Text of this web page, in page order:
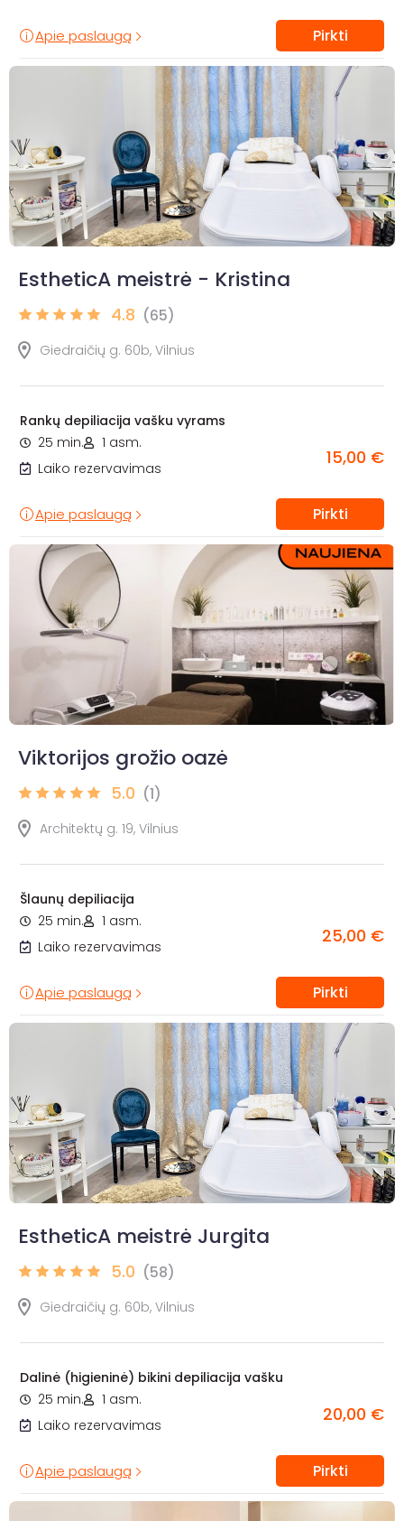
Apie paslaugą Pirkti
EstheticA meistrė - Kristina
4.8 (65)
Giedraičių g. 60b, Vilnius
Rankų depiliacija vašku vyrams
25 min.
1 asm.
Laiko rezervavimas
15,00 €
Apie paslaugą Pirkti
Viktorijos grožio oazė
5.0 (1)
Architektų g. 19, Vilnius
Šlaunų depiliacija
25 min.
1 asm.
Laiko rezervavimas
25,00 €
Apie paslaugą Pirkti
EstheticA meistrė Jurgita
5.0 (58)
Giedraičių g. 60b, Vilnius
Dalinė (higieninė) bikini depiliacija vašku
25 min.
1 asm.
Laiko rezervavimas
20,00 €
Apie paslaugą Pirkti